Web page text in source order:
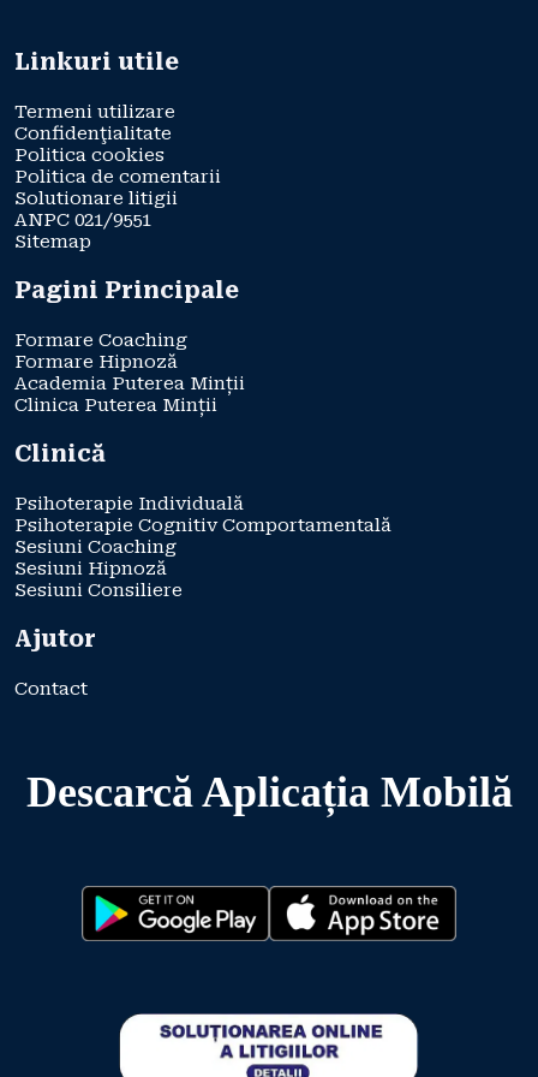
Linkuri utile
Termeni utilizare
Confidenţialitate
Politica cookies
Politica de comentarii
Solutionare litigii
ANPC 021/9551
Sitemap
Pagini Principale
Formare Coaching
Formare Hipnoză
Academia Puterea Minții
Clinica Puterea Minții
Clinică
Psihoterapie Individuală
Psihoterapie Cognitiv Comportamentală
Sesiuni Coaching
Sesiuni Hipnoză
Sesiuni Consiliere
Ajutor
Contact
Descarcă Aplicația Mobilă